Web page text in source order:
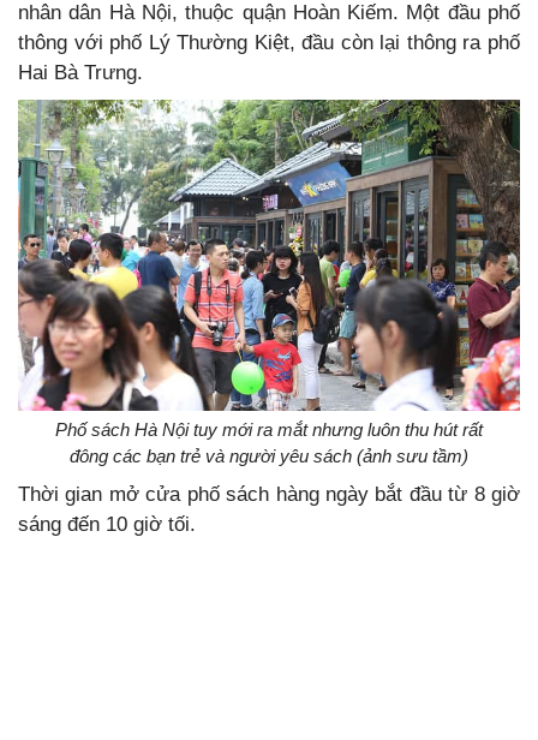
nhân dân Hà Nội, thuộc quận Hoàn Kiếm. Một đầu phố
thông với phố Lý Thường Kiệt, đầu còn lại thông ra phố
Hai Bà Trưng.
Phố sách Hà Nội tuy mới ra mắt nhưng luôn thu hút rất
đông các bạn trẻ và người yêu sách (ảnh sưu tầm)
Thời gian mở cửa phố sách hàng ngày bắt đầu từ 8 giờ
sáng đến 10 giờ tối.